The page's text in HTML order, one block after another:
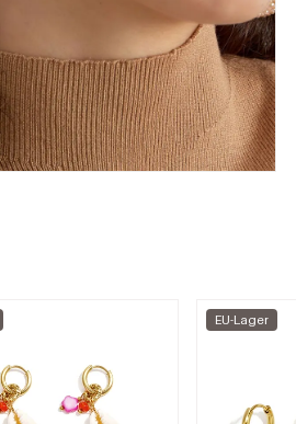
EU-Lager